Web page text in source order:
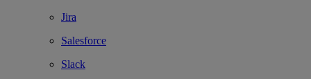
Jira
Salesforce
Slack